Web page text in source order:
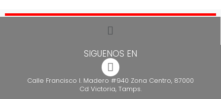
SIGUENOS EN
Calle Francisco I. Madero #940 Zona Centro, 87000
Cd Victoria, Tamps.